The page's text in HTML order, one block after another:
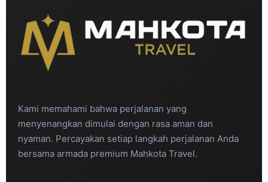
Kami memahami bahwa perjalanan yang
menyenangkan dimulai dengan rasa aman dan
nyaman. Percayakan setiap langkah perjalanan Anda
bersama armada premium Mahkota Travel.